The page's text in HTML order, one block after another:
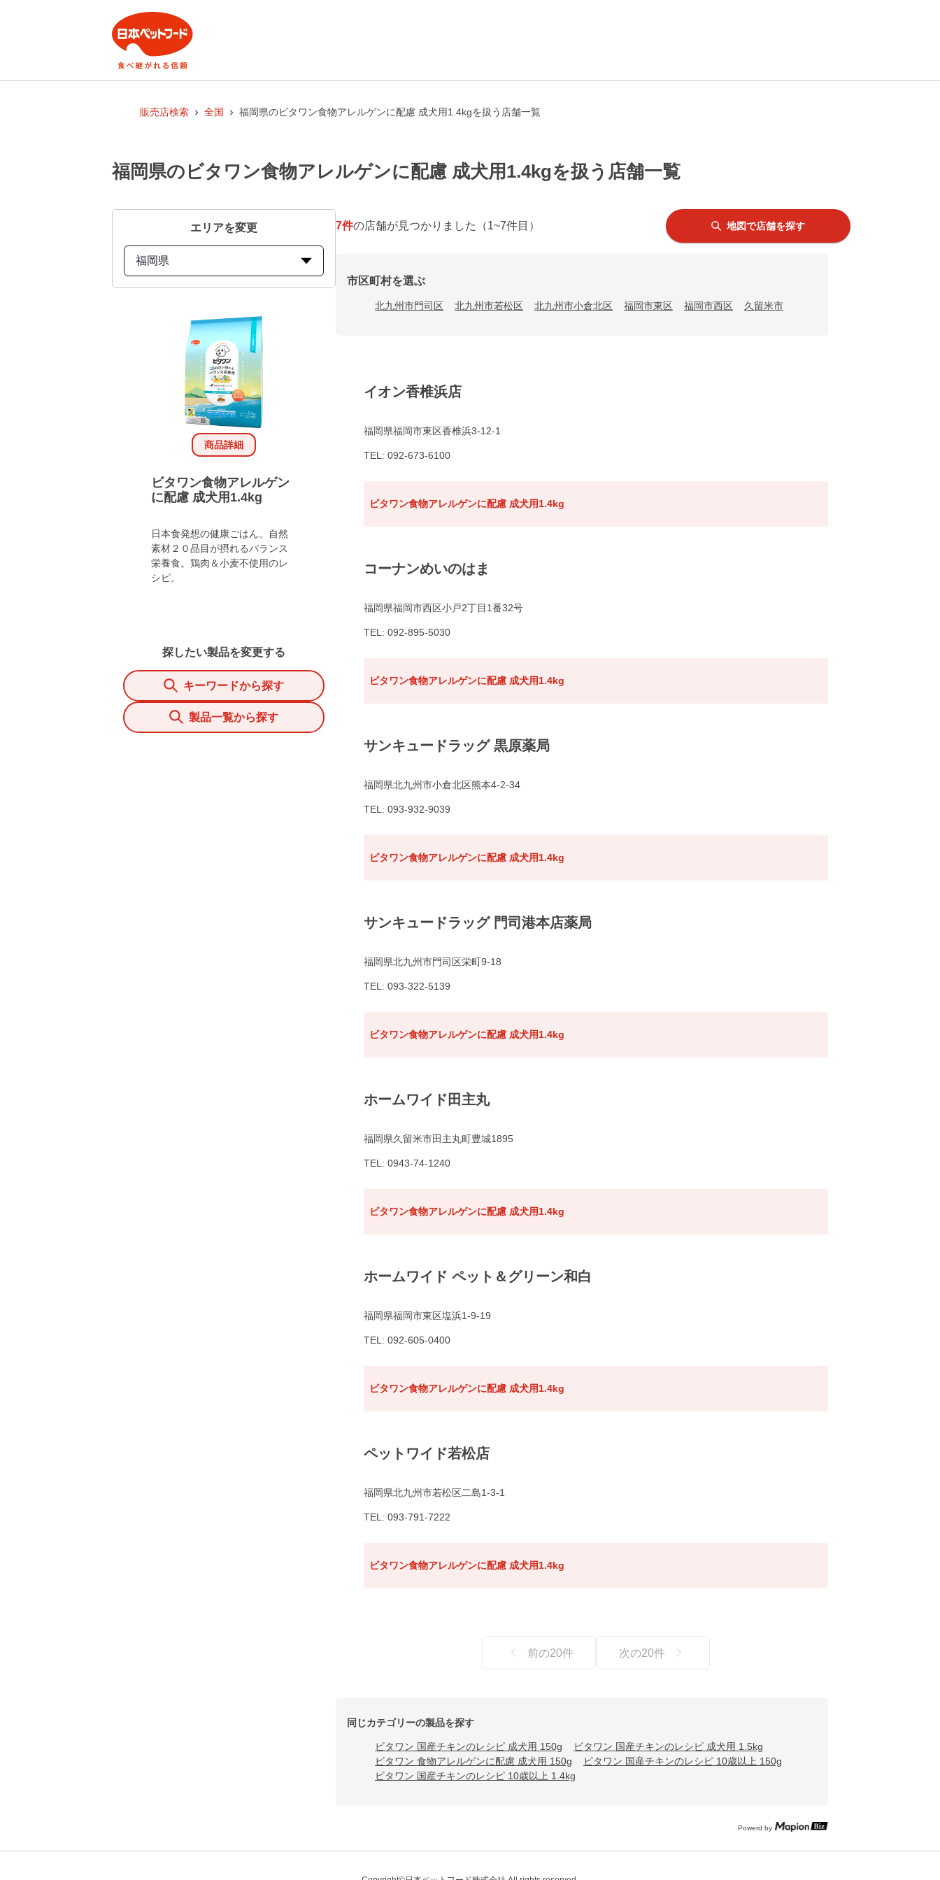
販売店検索 全国 福岡県のビタワン食物アレルゲンに配慮 成犬用1.4kgを扱う店舗一覧
福岡県のビタワン食物アレルゲンに配慮 成犬用1.4kgを扱う店舗一覧
エリアを変更
福岡県
商品詳細
ビタワン食物アレルゲン
に配慮 成犬用1.4kg
日本食発想の健康ごはん。自然
素材２０品目が摂れるバランス
栄養食。鶏肉＆小麦不使用のレ
シピ。
探したい製品を変更する
キーワードから探す
製品一覧から探す
7件の店舗が見つかりました （1~7件目） 地図で店舗を探す
市区町村を選ぶ
北九州市門司区 北九州市若松区 北九州市小倉北区 福岡市東区 福岡市西区 久留米市
イオン香椎浜店
福岡県福岡市東区香椎浜3-12-1
TEL: 092-673-6100
ビタワン食物アレルゲンに配慮 成犬用1.4kg
コーナンめいのはま
福岡県福岡市西区小戸2丁目1番32号
TEL: 092-895-5030
ビタワン食物アレルゲンに配慮 成犬用1.4kg
サンキュードラッグ 黒原薬局
福岡県北九州市小倉北区熊本4-2-34
TEL: 093-932-9039
ビタワン食物アレルゲンに配慮 成犬用1.4kg
サンキュードラッグ 門司港本店薬局
福岡県北九州市門司区栄町9-18
TEL: 093-322-5139
ビタワン食物アレルゲンに配慮 成犬用1.4kg
ホームワイド田主丸
福岡県久留米市田主丸町豊城1895
TEL: 0943-74-1240
ビタワン食物アレルゲンに配慮 成犬用1.4kg
ホームワイド ペット＆グリーン和白
福岡県福岡市東区塩浜1-9-19
TEL: 092-605-0400
ビタワン食物アレルゲンに配慮 成犬用1.4kg
ペットワイド若松店
福岡県北九州市若松区二島1-3-1
TEL: 093-791-7222
ビタワン食物アレルゲンに配慮 成犬用1.4kg
前の20件 次の20件
同じカテゴリーの製品を探す
ビタワン 国産チキンのレシピ 成犬用 150g
ビタワン 国産チキンのレシピ 成犬用 1.5kg
ビタワン 食物アレルゲンに配慮 成犬用 150g
ビタワン 国産チキンのレシピ 10歳以上 150g
ビタワン 国産チキンのレシピ 10歳以上 1.4kg
Powerd by